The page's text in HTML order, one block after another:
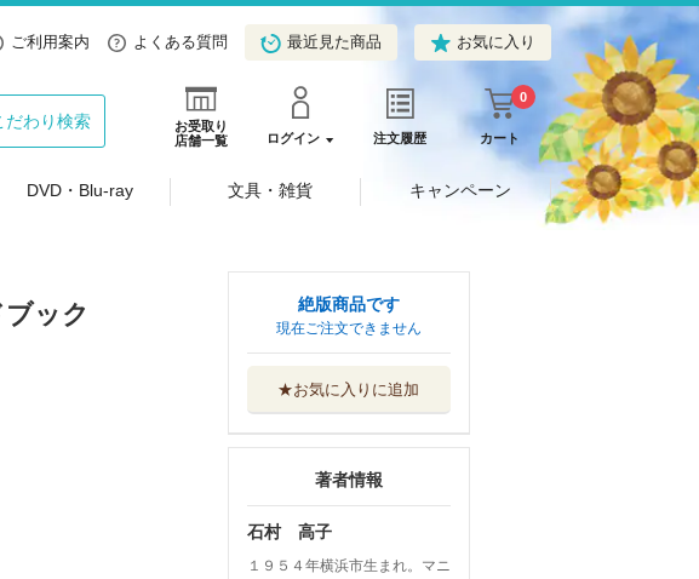
ご利用案内 よくある質問 最近見た商品 お気に入り
お受取り
店舗一覧
ログイン 注文履歴 カート
0
だわり検索
DVD・Blu-ray 文具・雑貨 キャンペーン
ック 絶版商品です
現在ご注文できません
★お気に入りに追加
著者情報
石村 高子
１９５４年横浜市生まれ。マニ